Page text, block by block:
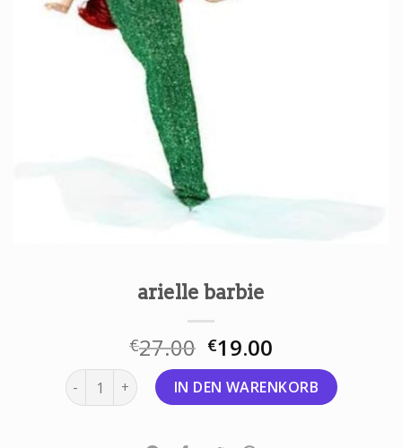
arielle barbie
€27.00 €19.00
arielle barbie MengeIN DEN WARENKORB